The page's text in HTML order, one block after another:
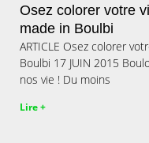
Osez colorer votre
made in Boulbi
ARTICLE Osez colorer
Boulbi 17 JUIN 2015
nos vie ! Du moins
Lire +